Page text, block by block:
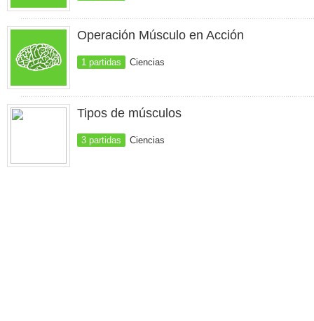
Operación Músculo en Acción
1 partidas Ciencias
Tipos de músculos
3 partidas Ciencias